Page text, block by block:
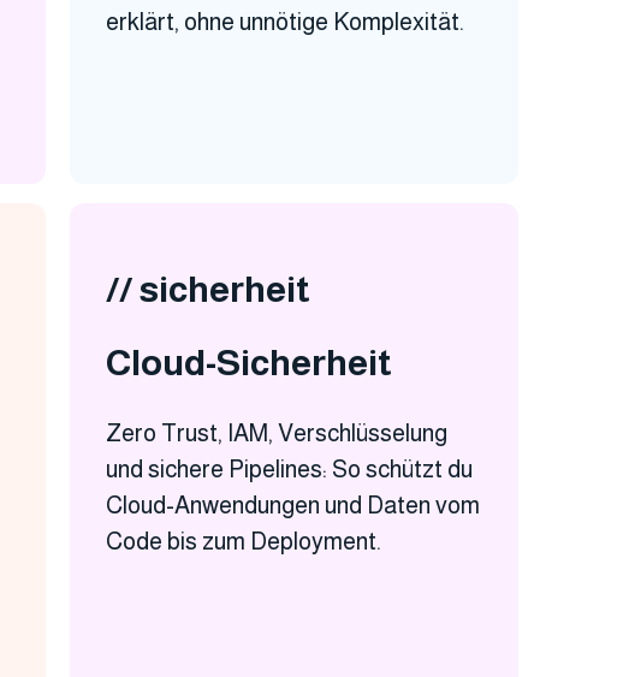
erklärt, ohne unnötige Komplexität.
// sicherheit
Cloud-Sicherheit
Zero Trust, IAM, Verschlüsselung
und sichere Pipelines: So schützt du
Cloud-Anwendungen und Daten vom
Code bis zum Deployment.